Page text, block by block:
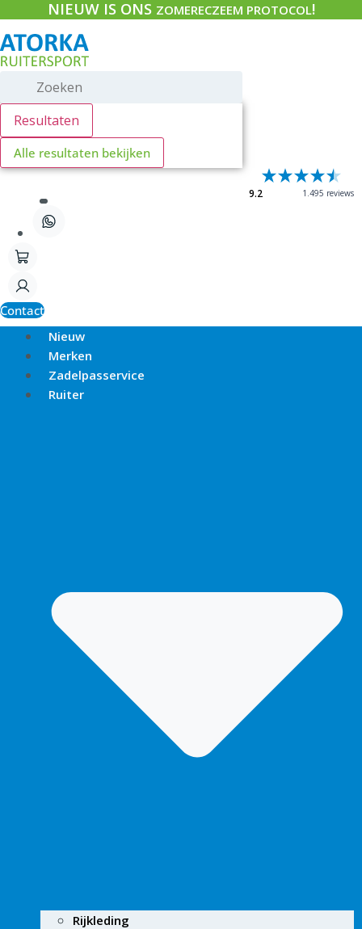
naar
de
inhoud
NIEUW IS ONS ZOMERECZEEM PROTOCOL!
Resultaten
Alle resultaten bekijken
9.2 1.495 reviews
Contact
Nieuw
Merken
Zadelpasservice
Ruiter
Rijkleding